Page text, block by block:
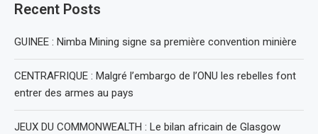
Recent Posts
GUINEE : Nimba Mining signe sa première convention minière
CENTRAFRIQUE : Malgré l’embargo de l’ONU les rebelles font
entrer des armes au pays
JEUX DU COMMONWEALTH : Le bilan africain de Glasgow